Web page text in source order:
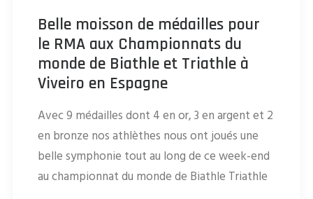
Belle moisson de médailles pour
le RMA aux Championnats du
monde de Biathle et Triathle à
Viveiro en Espagne
Avec 9 médailles dont 4 en or, 3 en argent et 2
en bronze nos athlèthes nous ont joués une
belle symphonie tout au long de ce week-end
au championnat du monde de Biathle Triathle